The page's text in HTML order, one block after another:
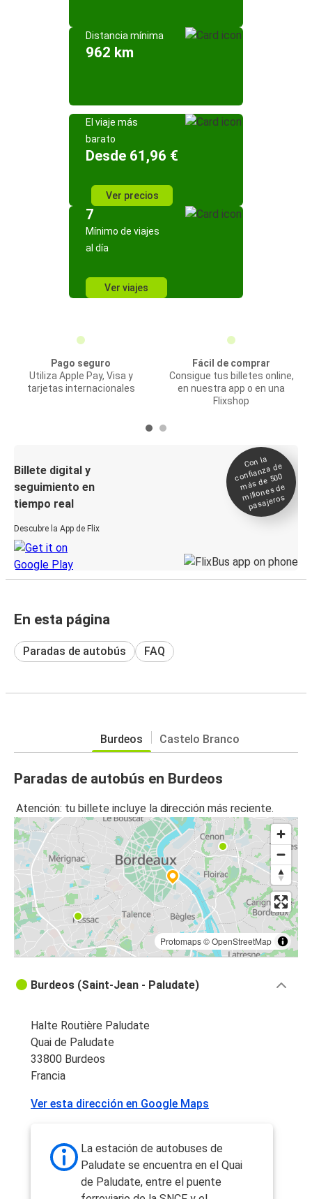
Distancia mínima
962 km
El viaje más
barato
Desde 61,96 €
Ver precios
7
Mínimo de viajes
al día
Ver viajes
Pago seguro
Utiliza Apple Pay, Visa y
tarjetas internacionales
Fácil de comprar
Consigue tus billetes online,
en nuestra app o en una
Flixshop
Billete digital y
seguimiento en
tiempo real
Descubre la App de Flix
Con la
confianza de
más de 500
millones de
pasajeros
En esta página
Paradas de autobús FAQ
Burdeos Castelo Branco
Paradas de autobús en Burdeos
Atención: tu billete incluye la dirección más reciente.
Protomaps©OpenStreetMap
Burdeos (Saint-Jean - Paludate)
Halte Routière Paludate
Quai de Paludate
33800 Burdeos
Francia
Ver esta dirección en Google Maps
La estación de autobuses de
Paludate se encuentra en el Quai
de Paludate, entre el puente